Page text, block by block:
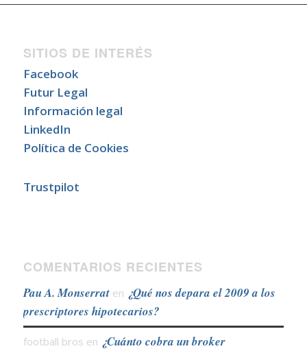
SITIOS DE INTERÉS
Facebook
Futur Legal
Información legal
LinkedIn
Política de Cookies
Trustpilot
COMENTARIOS RECIENTES
Pau A. Monserraten ¿Qué nos depara el 2009 a los
prescriptores hipotecarios?
football bros en ¿Cuánto cobra un broker